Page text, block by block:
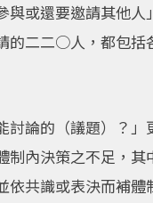
與或還要邀請其他
二二○人，都包括
討論的（議題）？
內決策之不足，
共識或表決而補